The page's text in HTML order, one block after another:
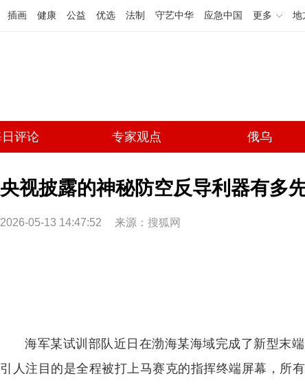
插画 健康 公益 优选 法制 守艺中华 应急中国 更多 地
评论 专家观点 俄乌
央视披露的神秘防空反导利器有多
2026-05-13 14:47:52 来源： 搜狐网
海军某试训部队近日在渤海某海域完成了新型末
引人注目的是全程被打上马赛克的指挥终端屏幕，所